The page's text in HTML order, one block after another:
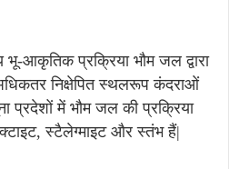
आकृतिक प्रक्रिया भौम जल द्वारा
निक्षेपित स्थलरूप कंदराओं
प्रदेशों में भौम जल की प्रक्रिया
स्टैलेग्माइट और स्तंभ हैं|